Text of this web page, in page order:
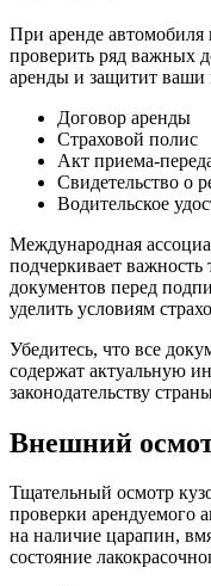
При аренде автомобиля
проверить ряд важных
аренды и защитит ваши
Договор аренды
Страховой полис
Акт приема-
Свидетельство о
Водительское
Международная
подчеркивает
документов перед
уделить условиям
Убедитесь, что все
содержат актуальную
законодательству
Внешний
Тщательный осмотр
проверки арендуемого
на наличие царапин,
состояние